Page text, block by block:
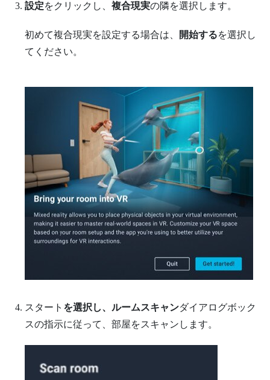
設定をクリックし、 複合現実の隣を選択します。
初めて複合現実を設定する場合は、 開始するを選択し
てください。
スタート を選択し、 ルームスキャンダイアログボック
スの指示に従って、部屋をスキャンします。